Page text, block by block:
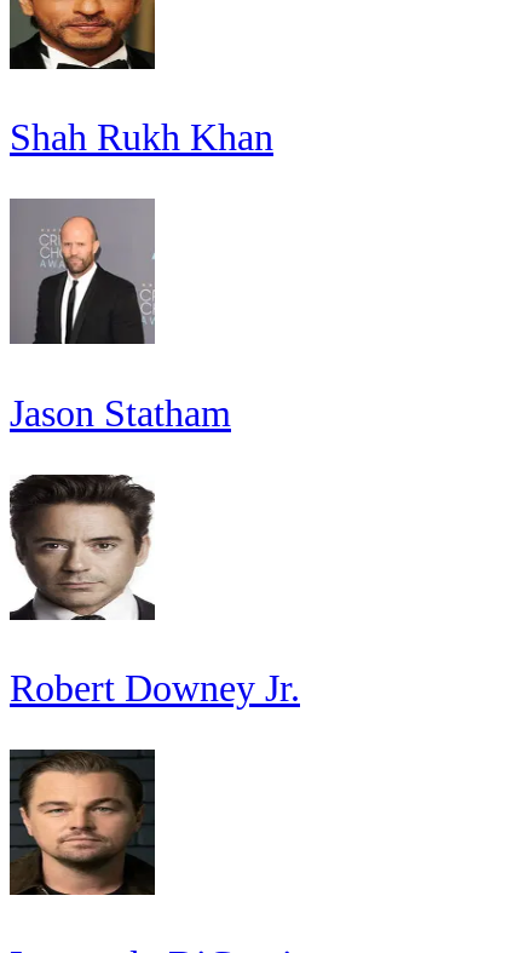
Shah Rukh Khan
Jason Statham
Robert Downey Jr.